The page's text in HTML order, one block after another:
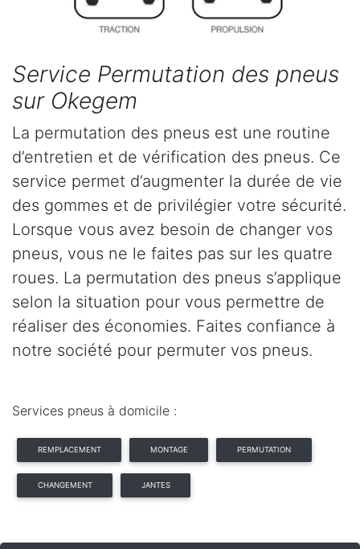
Service Permutation des pneus
sur Okegem
La permutation des pneus est une routine
d’entretien et de vérification des pneus. Ce
service permet d’augmenter la durée de vie
des gommes et de privilégier votre sécurité.
Lorsque vous avez besoin de changer vos
pneus, vous ne le faites pas sur les quatre
roues. La permutation des pneus s’applique
selon la situation pour vous permettre de
réaliser des économies. Faites confiance à
notre société pour permuter vos pneus.
Services pneus à domicile :
REMPLACEMENT MONTAGE PERMUTATION
CHANGEMENT JANTES